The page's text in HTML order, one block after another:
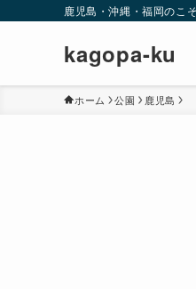
鹿児島・沖縄・福岡のこ
kagopa-ku
ホーム 公園 鹿児島